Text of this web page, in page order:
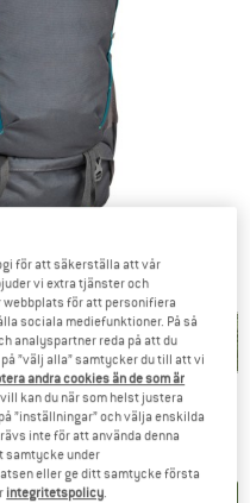
öppnas i en inforuta och
för att säkerställa att vår
vi extra tjänster och
webbplats för att personifiera
sociala mediefunktioner. På så
analyspartner reda på att du
”välj alla” samtycker du till att vi
andra cookies än de som är
vill kan du när som helst justera
”inställningar” och välja enskilda
inte för att använda denna
samtycke under
eller ge ditt samtycke första
integritetspolicy.